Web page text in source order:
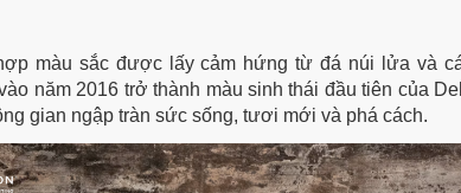
màu sắc được lấy cảm hứng từ đá núi lửa và
năm 2016 trở thành màu sinh thái đầu tiên của
gian ngập tràn sức sống, tươi mới và phá cách.